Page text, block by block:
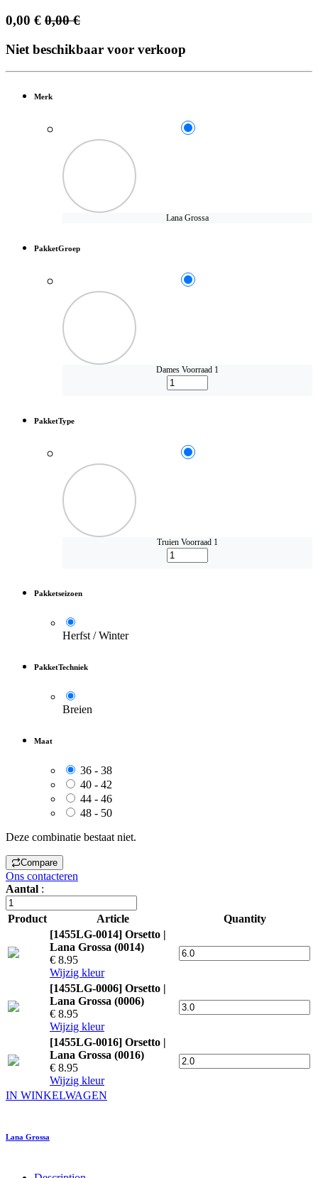
0,00 € 0,00€
Niet beschikbaar voor verkoop
Merk
Lana Grossa
PakketGroep
Dames Voorraad 1
PakketType
Truien Voorraad 1
Pakketseizoen
Herfst / Winter
PakketTechniek
Breien
Maat
36 - 38
40 - 42
44 - 46
48 - 50
Deze combinatie bestaat niet.
Compare
Ons contacteren
Aantal :
Product Article
Quantity
[1455LG-0014] Orsetto |
Lana Grossa (0014)
€ 8.95
Wijzig kleur
[1455LG-0006] Orsetto |
Lana Grossa (0006)
€ 8.95
Wijzig kleur
[1455LG-0016] Orsetto |
Lana Grossa (0016)
€ 8.95
Wijzig kleur
IN WINKELWAGEN
Lana Grossa